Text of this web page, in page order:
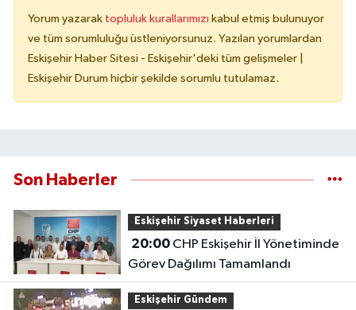
Yorum yazarak topluluk kurallarımızı kabul etmiş bulunuyor
ve tüm sorumluluğu üstleniyorsunuz. Yazılan yorumlardan
Eskişehir Haber Sitesi - Eskişehir'deki tüm gelişmeler |
Eskişehir Durum hiçbir şekilde sorumlu tutulamaz.
Son Haberler
Eskişehir Siyaset Haberleri
20:00CHP Eskişehir İl Yönetiminde
Görev Dağılımı Tamamlandı
Eskişehir Gündem